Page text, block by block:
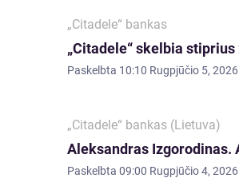
„Citadele“ bankas
„Citadele“ skelbia
Paskelbta 10:10 Rugpjūčio 5, 2026
„Citadele“ bankas (Lietuva)
Aleksandras Izgorodinas.
Paskelbta 09:00 Rugpjūčio 4, 2026